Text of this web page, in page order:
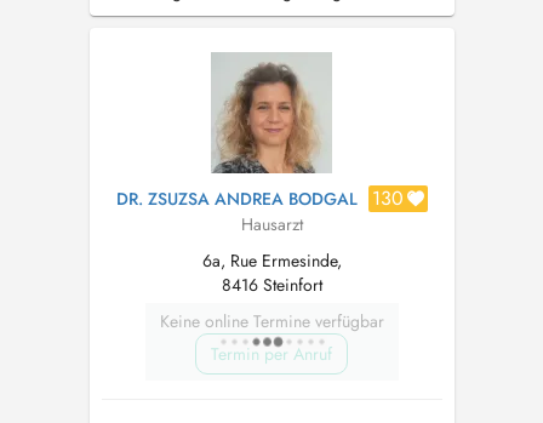
suivant : sec.medical....
DR. ZSUZSA ANDREA BODGAL 130
Hausarzt
6a, Rue Ermesinde,
8416 Steinfort
Keine online Termine verfügbar
Termin per Anruf